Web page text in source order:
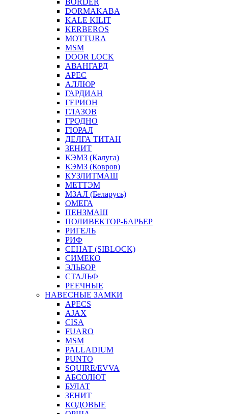
DORMAKABA
KALE KILIT
KERBEROS
MOTTURA
MSM
DOOR LOCK
АВАНГАРД
АРЕС
АЛЛЮР
ГАРДИАН
ГЕРИОН
ГЛАЗОВ
ГРОДНО
ГЮРАЛ
ДЕЛГА ТИТАН
ЗЕНИТ
КЭМЗ (Калуга)
КЭМЗ (Ковров)
КУЗЛИТМАШ
МЕТТЭМ
МЗАЛ (Беларусь)
ОМЕГА
ПЕНЗМАШ
ПОЛИВЕКТОР-БАРЬЕР
РИГЕЛЬ
РИФ
СЕНАТ (SIBLOCK)
СИМЕКО
ЭЛЬБОР
СТАЛЬФ
РЕЕЧНЫЕ
НАВЕСНЫЕ ЗАМКИ
APECS
AJAX
CISA
FUARO
MSM
PALLADIUM
PUNTO
SQUIRE/EVVA
АБСОЛЮТ
БУЛАТ
ЗЕНИТ
КОДОВЫЕ